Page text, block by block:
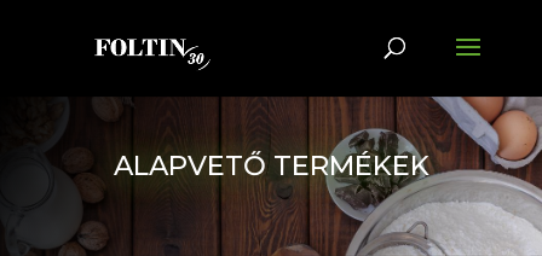
ALAPVETŐ TERMÉKEK